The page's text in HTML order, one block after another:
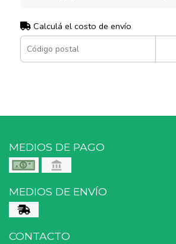
Calculá el costo de envío
MEDIOS DE PAGO
MEDIOS DE ENVÍO
CONTACTO